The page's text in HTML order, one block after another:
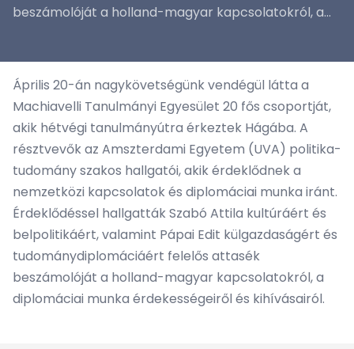
beszámolóját a holland-magyar kapcsolatokról, a...
Április 20-án nagykövetségünk vendégül látta a
Machiavelli Tanulmányi Egyesület 20 fős csoportját,
akik hétvégi tanulmányútra érkeztek Hágába. A
résztvevők az Amszterdami Egyetem (UVA) politika-
tudomány szakos hallgatói, akik érdeklődnek a
nemzetközi kapcsolatok és diplomáciai munka iránt.
Érdeklődéssel hallgatták Szabó Attila kultúráért és
belpolitikáért, valamint Pápai Edit külgazdaságért és
tudománydiplomáciáért felelős attasék
beszámolóját a holland-magyar kapcsolatokról, a
diplomáciai munka érdekességeiről és kihívásairól.